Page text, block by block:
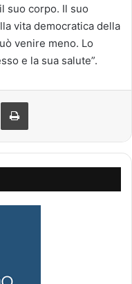
suo corpo. Il suo
vita democratica della
venire meno. Lo
e la sua salute”.